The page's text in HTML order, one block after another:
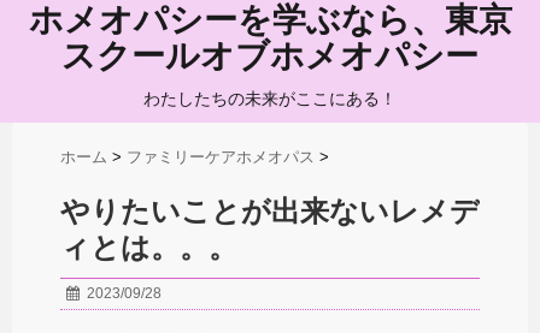
ホメオパシーを学ぶなら、東京
スクールオブホメオパシー
わたしたちの未来がここにある！
ホーム > ファミリーケアホメオパス >
やりたいことが出来ないレメデ
ィとは。。。
2023/09/28